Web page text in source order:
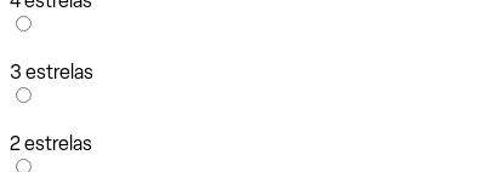
3 estrelas
2 estrelas